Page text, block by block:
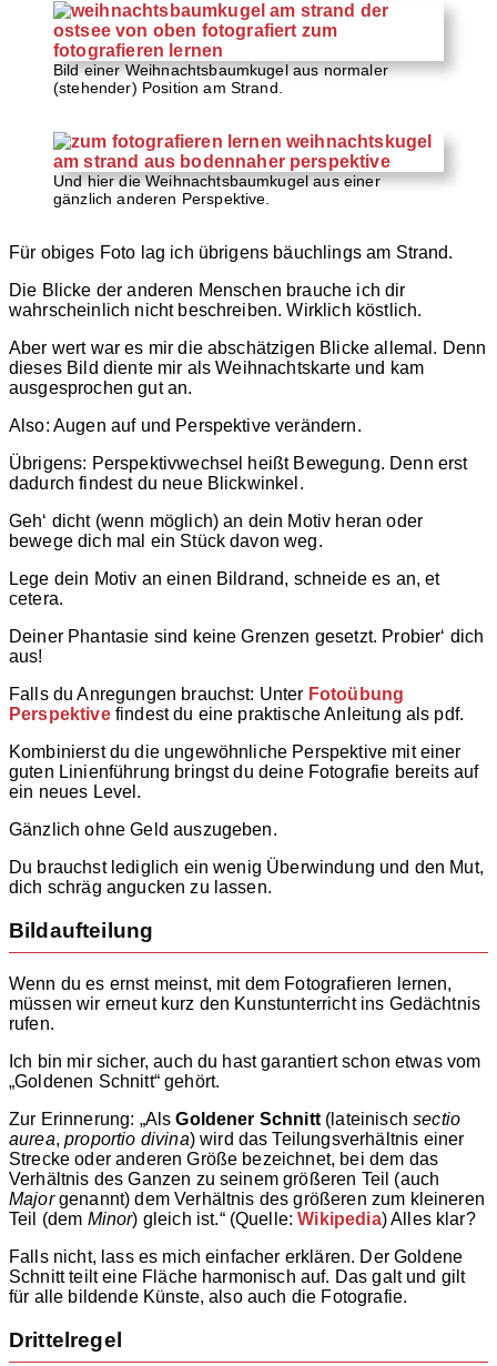
Bild einer Weihnachtsbaumkugel aus normaler
(stehender) Position am Strand.
Und hier die Weihnachtsbaumkugel aus einer
gänzlich anderen Perspektive.
Für obiges Foto lag ich übrigens bäuchlings am Strand.
Die Blicke der anderen Menschen brauche ich dir
wahrscheinlich nicht beschreiben. Wirklich köstlich.
Aber wert war es mir die abschätzigen Blicke allemal. Denn
dieses Bild diente mir als Weihnachtskarte und kam
ausgesprochen gut an.
Also: Augen auf und Perspektive verändern.
Übrigens: Perspektivwechsel heißt Bewegung. Denn erst
dadurch findest du neue Blickwinkel.
Geh‘ dicht (wenn möglich) an dein Motiv heran oder
bewege dich mal ein Stück davon weg.
Lege dein Motiv an einen Bildrand, schneide es an, et
cetera.
Deiner Phantasie sind keine Grenzen gesetzt. Probier‘ dich
aus!
Falls du Anregungen brauchst: Unter Fotoübung
Perspektivefindest du eine praktische Anleitung als pdf.
Kombinierst du die ungewöhnliche Perspektive mit einer
guten Linienführung bringst du deine Fotografie bereits auf
ein neues Level.
Gänzlich ohne Geld auszugeben.
Du brauchst lediglich ein wenig Überwindung und den Mut,
dich schräg angucken zu lassen.
Bildaufteilung
Wenn du es ernst meinst, mit dem Fotografieren lernen,
müssen wir erneut kurz den Kunstunterricht ins Gedächtnis
rufen.
Ich bin mir sicher, auch du hast garantiert schon etwas vom
„Goldenen Schnitt“ gehört.
Zur Erinnerung: „AlsGoldener Schnitt(lateinischsectio
aurea,proportio divina) wird das Teilungsverhältnis einer
Strecke oder anderen Größe bezeichnet, bei dem das
Verhältnis des Ganzen zu seinem größeren Teil (auch
Majorgenannt) dem Verhältnis des größeren zum kleineren
Teil (dem Minor) gleich ist.“ (Quelle:Wikipedia) Alles klar?
Falls nicht, lass es mich einfacher erklären. Der Goldene
Schnitt teilt eine Fläche harmonisch auf. Das galt und gilt
für alle bildende Künste, also auch die Fotografie.
Drittelregel